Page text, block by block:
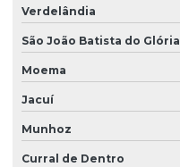
Verdelândia
São João Batista do Glória
Moema
Jacuí
Munhoz
Curral de Dentro